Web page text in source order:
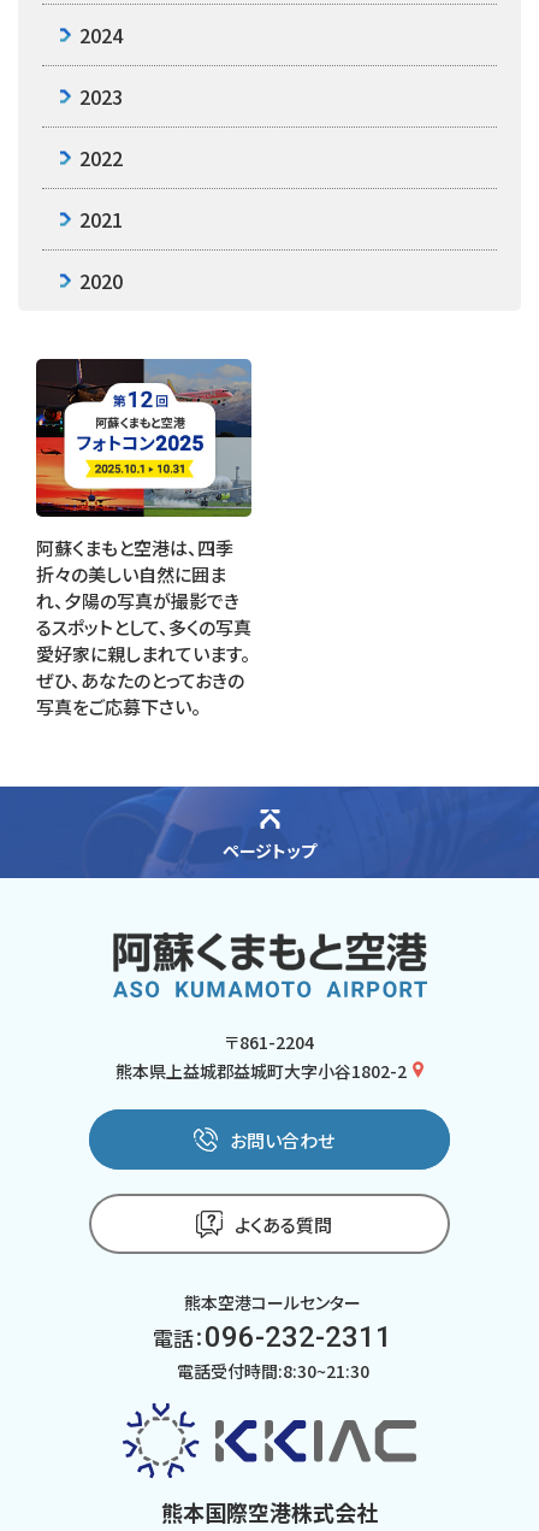
2024
2023
2022
2021
2020
阿蘇くまもと空港は、四季
折々の美しい自然に囲ま
れ、夕陽の写真が撮影でき
るスポットとして、多くの写真
愛好家に親しまれています。
ぜひ、あなたのとっておきの
写真をご応募下さい。
ページトップ
〒861-2204
熊本県上益城郡益城町大字小谷1802-2
お問い合わせ
よくある質問
熊本空港コールセンター
電話：096-232-2311
電話受付時間:8:30~21:30
熊本国際空港株式会社